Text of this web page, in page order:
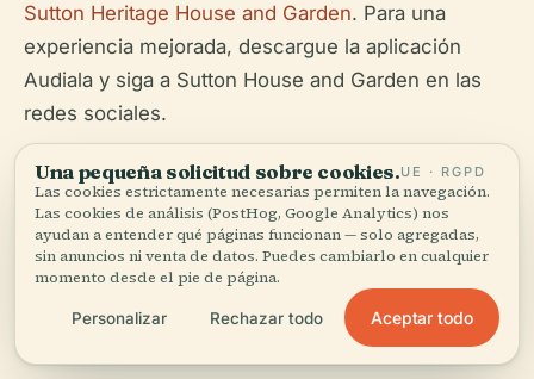
Sutton Heritage House and Garden. Para una
experiencia mejorada, descargue la aplicación
Audiala y siga a Sutton House and Garden en las
redes sociales.
Planifique su visita para descubrir uno de los hitos
culturales más inspiradores de Christchurch, un
verdadero testimonio del arte, la arquitectura y la
comunidad.
Una pequeña solicitud sobre cookies.UE · RGPD
Las cookies estrictamente necesarias permiten la navegación.
Las cookies de análisis (PostHog, Google Analytics) nos
ayudan a entender qué páginas funcionan — solo agregadas,
sin anuncios ni venta de datos. Puedes cambiarlo en cualquier
momento desde el pie de página.
Personalizar Rechazar todo Aceptar todo